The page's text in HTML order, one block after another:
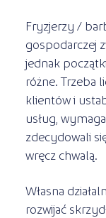
Fryzjerzy /
gospodarczej
jednak
różne. Trzeba
klientów i
usług,
zdecydowali
wręcz chwalą.
Własna
rozwijać